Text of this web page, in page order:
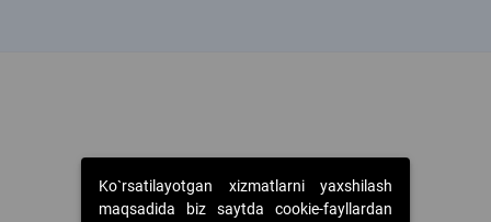
Ko`rsatilayotgan xizmatlarni yaxshilash
maqsadida biz saytda cookie-fayllardan